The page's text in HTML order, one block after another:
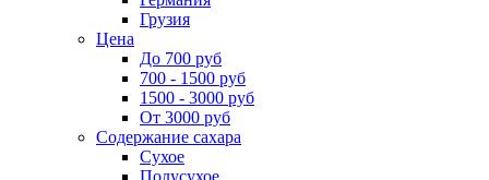
Грузия
Цена
До 700 руб
700 - 1500 руб
1500 - 3000 руб
От 3000 руб
Содержание сахара
Сухое
Полусухое